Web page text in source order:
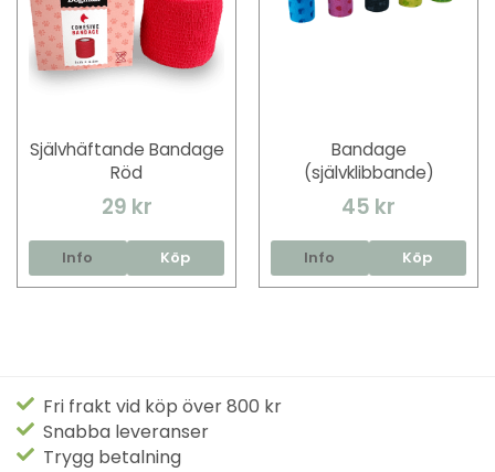
Självhäftande Bandage
Röd
29 kr
Info Köp
Bandage
(självklibbande)
45 kr
Info Köp
Fri frakt vid köp över 800 kr
Snabba leveranser
Trygg betalning